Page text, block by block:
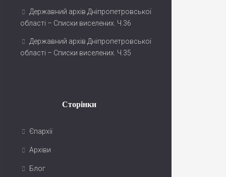
Державний архів Дніпропетровської
області – Списки виселених. Ч.36
Державний архів Дніпропетровської
області – Списки виселених. Ч.35
Сторінки
Єпархії
Архіви
Блог